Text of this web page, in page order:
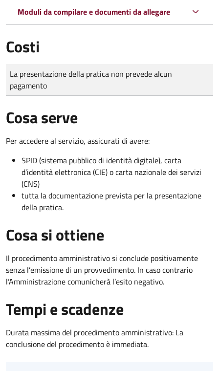
Moduli da compilare e documenti da allegare
Costi
Tipo di pagamento
Importo
La presentazione della pratica non prevede alcun
pagamento
Cosa serve
Per accedere al servizio, assicurati di avere:
SPID (sistema pubblico di identità digitale), carta
d’identità elettronica (CIE) o carta nazionale dei servizi
(CNS)
tutta la documentazione prevista per la presentazione
della pratica.
Cosa si ottiene
Il procedimento amministrativo si conclude positivamente
senza l’emissione di un provvedimento. In caso contrario
l’Amministrazione comunicherà l’esito negativo.
Tempi e scadenze
Durata massima del procedimento amministrativo: La
conclusione del procedimento è immediata.